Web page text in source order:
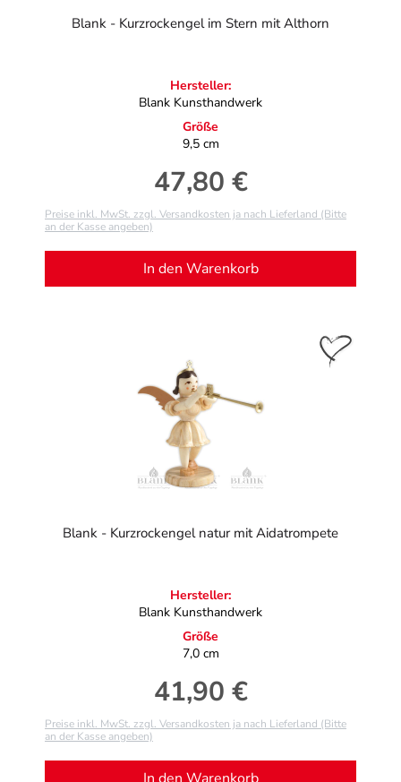
Blank - Kurzrockengel im Stern mit Althorn
Hersteller:
Blank Kunsthandwerk
Größe
9,5 cm
Regulärer Preis:
47,80 €
Preise inkl. MwSt. zzgl. Versandkosten ja nach Lieferland (Bitte
an der Kasse angeben)
In den Warenkorb
Blank - Kurzrockengel natur mit Aidatrompete
Hersteller:
Blank Kunsthandwerk
Größe
7,0 cm
Regulärer Preis:
41,90 €
Preise inkl. MwSt. zzgl. Versandkosten ja nach Lieferland (Bitte
an der Kasse angeben)